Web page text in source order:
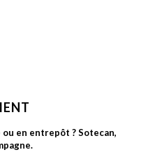
ou en entrepôt ? Sotecan,